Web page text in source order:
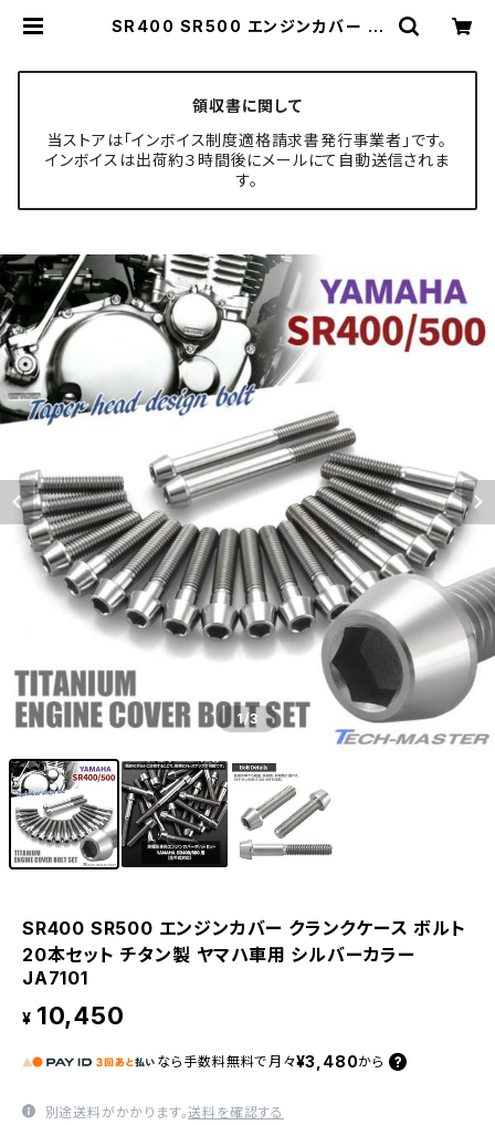
SR400 SR500 エンジンカバー ク
7101 | TECH-MASTER ボルト専
門店
領収書に関して
当ストアは「インボイス制度適格請求書発行事業者」です。
インボイスは出荷約３時間後にメールにて自動送信されま
す。
1/3
SR400 SR500 エンジンカバー クランクケース ボルト
20本セット チタン製 ヤマハ車用 シルバーカラー
JA7101
¥ 10,450
なら 手数料無料で 月々¥3,480から
別途送料がかかります。送料を確認する